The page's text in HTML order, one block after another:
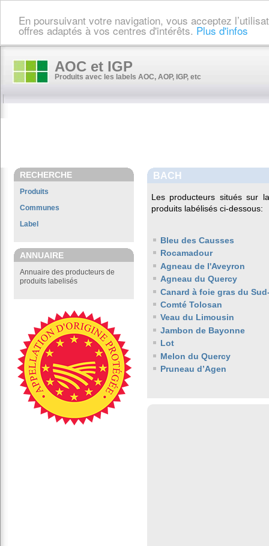
En poursuivant votre navigation, vous acceptez
offres adaptés à vos centres d'intérêts. Plus d'infos
AOC et IGP
Produits avec les labels AOC, AOP, IGP, etc
RECHERCHE
Produits
Communes
Label
ANNUAIRE
Annuaire des producteurs de
produits labelisés
BACH
Les producteurs situés sur
produits labélisés ci-dessous:
Bleu des Causses
Rocamadour
Agneau de l'Aveyron
Agneau du Quercy
Canard à foie gras du
Comté Tolosan
Veau du Limousin
Jambon de Bayonne
Lot
Melon du Quercy
Pruneau d’Agen